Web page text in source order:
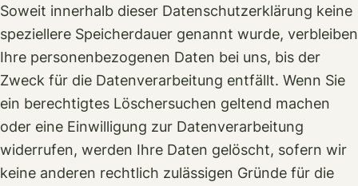
Soweit innerhalb dieser Datenschutzerklärung keine
speziellere Speicherdauer genannt wurde, verbleiben
Ihre personenbezogenen Daten bei uns, bis der
Zweck für die Datenverarbeitung entfällt. Wenn Sie
ein berechtigtes Löschersuchen geltend machen
oder eine Einwilligung zur Datenverarbeitung
widerrufen, werden Ihre Daten gelöscht, sofern wir
keine anderen rechtlich zulässigen Gründe für die